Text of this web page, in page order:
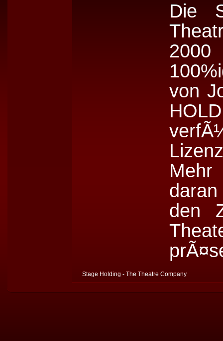
Die
von
Mehr
den
Stage Holding - The Theatre Company